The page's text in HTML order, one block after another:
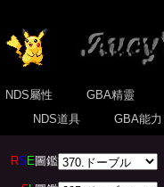
NDS屬性
GBA精靈
NDS道具 GBA能
RS E圖鑑